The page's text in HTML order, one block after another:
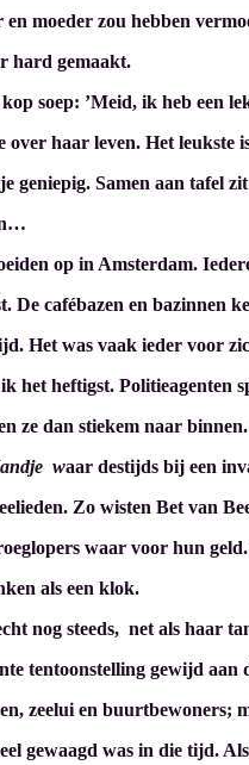
moeder zou hebben
hard gemaakt.
soep: ’Meid, ik heb
haar leven. Het leukste
geniepig. Samen aan tafel
op in Amsterdam.
De cafébazen en
Het was vaak ieder voor
het heftigst. Politieagenten
ze dan stiekem naar
waar destijds bij een
Zo wisten Bet van
waar voor hun
als een klok.
nog steeds, net als haar
tentoonstelling gewijd
zeelui en buurtbewoners;
gewaagd was in die tijd.